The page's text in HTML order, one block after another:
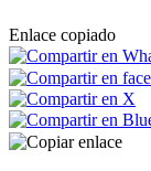
Enlace copiado